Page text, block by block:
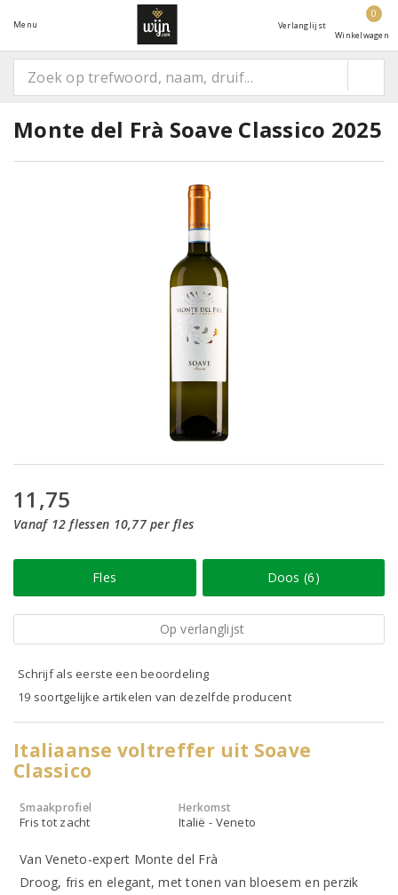
Menu Verlanglijst
0
Winkelwagen
Monte del Frà Soave Classico 2025
11,75
Vanaf 12 flessen 10,77 per fles
Fles Doos (6)
Op verlanglijst
Schrijf als eerste een beoordeling
19 soortgelijke artikelen van dezelfde producent
Italiaanse voltreffer uit Soave
Classico
Smaakprofiel
Fris tot zacht
Herkomst
Italië - Veneto
Van Veneto-expert Monte del Frà
Droog, fris en elegant, met tonen van bloesem en perzik